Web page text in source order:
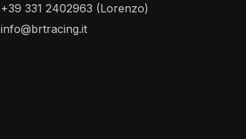
+39 331 2402963 (Lorenzo)
info@brtracing.it